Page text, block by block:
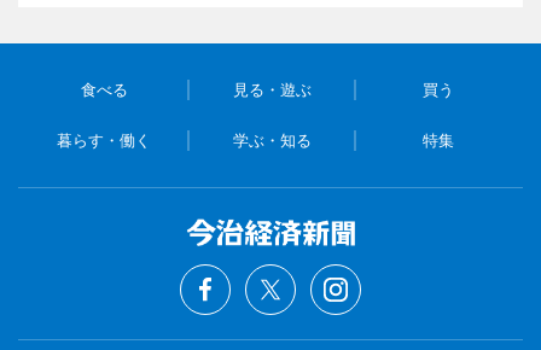
食べる 見る・遊ぶ 買う
暮らす・働く 学ぶ・知る 特集